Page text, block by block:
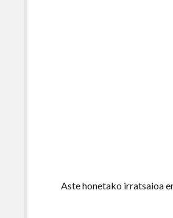
Aste honetako irratsaioa